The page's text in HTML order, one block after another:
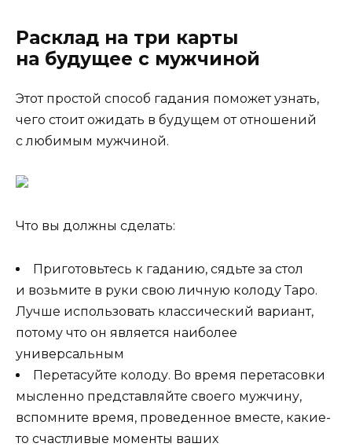
Расклад на три карты
на будущее с мужчиной
Этот простой способ гадания поможет узнать,
чего стоит ожидать в будущем от отношений
с любимым мужчиной.
Что вы должны сделать:
Приготовьтесь к гаданию, сядьте за стол
и возьмите в руки свою личную колоду Таро.
Лучше использовать классический вариант,
потому что он является наиболее
универсальным
Перетасуйте колоду. Во время перетасовки
мысленно представляйте своего мужчину,
вспомните время, проведенное вместе, какие-
то счастливые моменты ваших